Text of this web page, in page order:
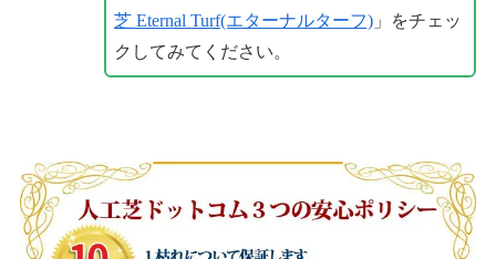
芝 Eternal Turf(エターナルターフ) 」をチェッ
クしてみてください。